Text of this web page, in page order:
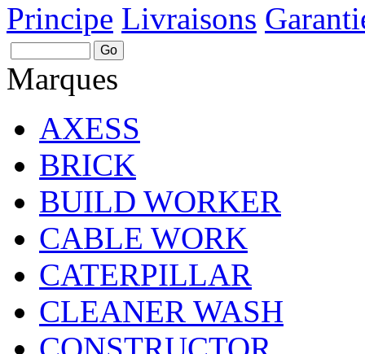
Principe Livraisons
Marques
AXESS
BRICK
BUILD WORKER
CABLE WORK
CATERPILLAR
CLEANER WASH